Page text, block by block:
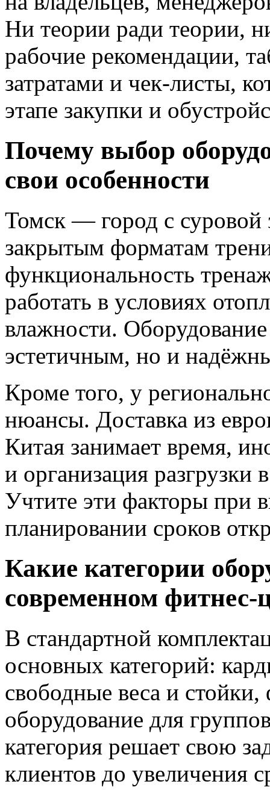
Ни теории ради теории,
рабочие рекомендации,
затратами и чек‑листы,
этапе закупки и
Почему выбор
свои особенности
Томск — город с
закрытым форматам
функциональность
работать в условиях
влажности.
эстетичным, но и
Кроме того, у
нюансы. Доставка из
Китая занимает время,
и организация разгрузки
Учтите эти факторы при
планировании сроков
Какие категории
современном
В стандартной
основных категорий:
свободные веса и
оборудование для
категория решает свою
клиентов до увеличения